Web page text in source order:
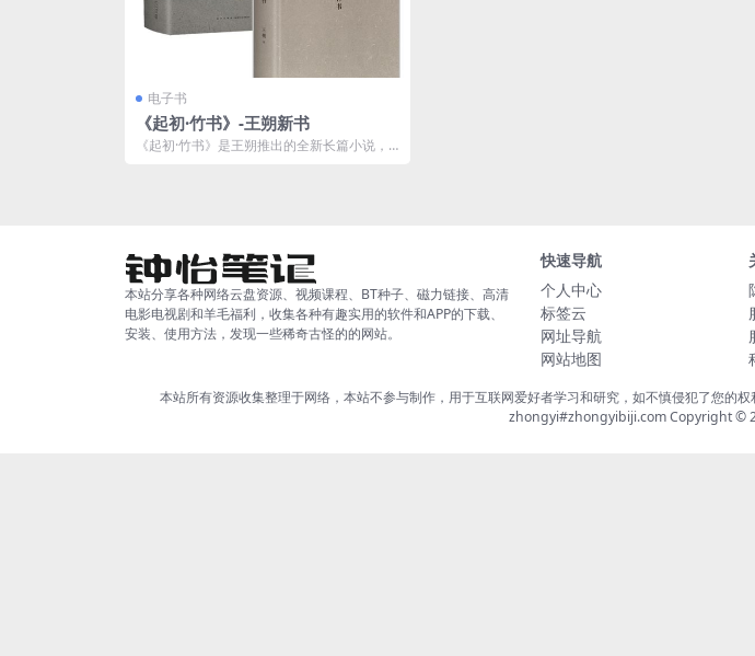
电子书
《起初·竹书》-王朔新书
《起初·竹书》是王朔推出的全新长篇小说，
本站分享各种网络云盘资源、视频课程、BT种子、磁力链接、高清
电影电视剧和羊毛福利，收集各种有趣实用的软件和APP的下载、
安装、使用方法，发现一些稀奇古怪的的网站。
快速导航
个人中心
标签云
网址导航
网站地图
本站所有资源收集整理于网络，本站不参与制作，用于互联网爱好者学习和研究，如不慎侵犯了您的
zhongyi#zhongyibiji.com Copyright ©